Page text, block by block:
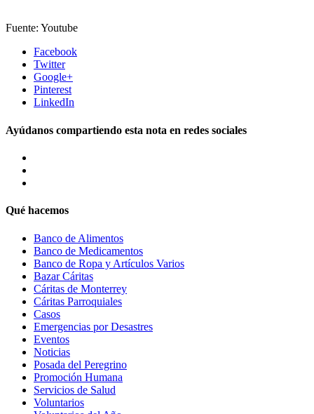
Fuente: Youtube
Facebook
Twitter
Google+
Pinterest
LinkedIn
Ayúdanos compartiendo esta nota en redes sociales
Qué hacemos
Banco de Alimentos
Banco de Medicamentos
Banco de Ropa y Artículos Varios
Bazar Cáritas
Cáritas de Monterrey
Cáritas Parroquiales
Casos
Emergencias por Desastres
Eventos
Noticias
Posada del Peregrino
Promoción Humana
Servicios de Salud
Voluntarios